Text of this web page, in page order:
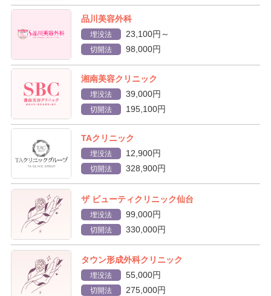
品川美容外科
埋没法 23,100円～
切開法 98,000円
湘南美容クリニック
埋没法 39,000円
切開法 195,100円
TAクリニック
埋没法 12,900円
切開法 328,900円
ザ ビューティクリニック仙台
埋没法 99,000円
切開法 330,000円
タウン形成外科クリニック
埋没法 55,000円
切開法 275,000円